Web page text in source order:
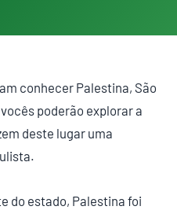
conhecer Palestina, São
poderão explorar a
deste lugar uma
do estado, Palestina foi